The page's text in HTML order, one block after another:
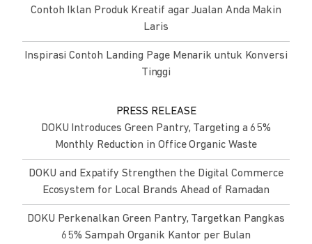
Contoh Iklan Produk Kreatif agar Jualan Anda Makin
Laris
Inspirasi Contoh Landing Page Menarik untuk Konversi
Tinggi
PRESS RELEASE
DOKU Introduces Green Pantry, Targeting a 65%
Monthly Reduction in Office Organic Waste
DOKU and Expatify Strengthen the Digital Commerce
Ecosystem for Local Brands Ahead of Ramadan
DOKU Perkenalkan Green Pantry, Targetkan Pangkas
65% Sampah Organik Kantor per Bulan